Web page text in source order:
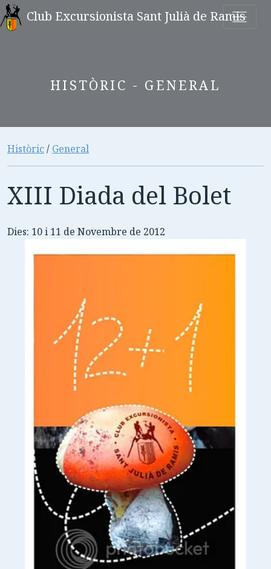
Club Excursionista Sant Julià de Ramis
HISTÒRIC - GENERAL
Històric/ General
XIII Diada del Bolet
Dies: 10 i 11 de Novembre de 2012